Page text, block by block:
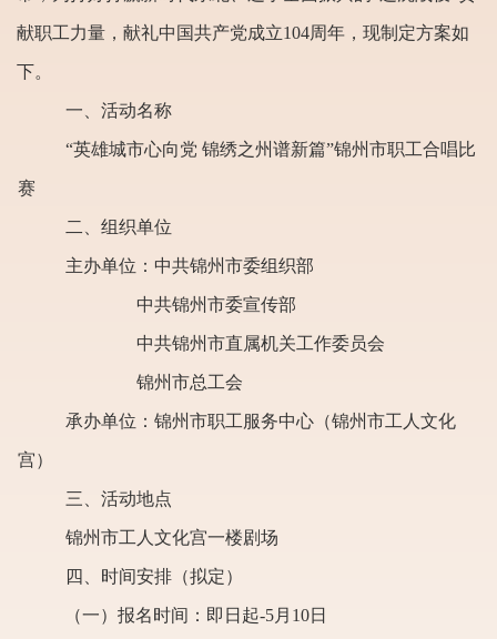
献职工力量，献礼中国共产党成立104周年，现制定方案如
下。
一、活动名称
“英雄城市心向党 锦绣之州谱新篇”锦州市职工合唱比
赛
二、组织单位
主办单位：中共锦州市委组织部
中共锦州市委宣传部
中共锦州市直属机关工作委员会
锦州市总工会
承办单位：锦州市职工服务中心（锦州市工人文化
宫）
三、活动地点
锦州市工人文化宫一楼剧场
四、时间安排（拟定）
（一）报名时间：即日起-5月10日